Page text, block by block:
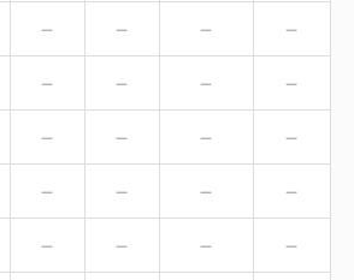
－ － － －
－ － － －
－ － － －
－ － － －
－ － － －